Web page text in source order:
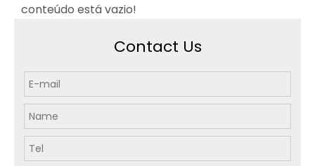
conteúdo está vazio!
Contact Us